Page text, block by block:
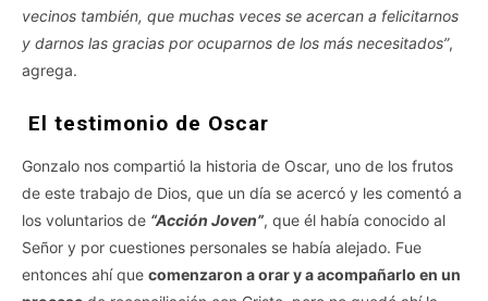
vecinos también, que muchas veces se acercan a felicitarnos
y darnos las gracias por ocuparnos de los más necesitados”,
agrega.
El testimonio de Oscar
Gonzalo nos compartió la historia de Oscar, uno de los frutos
de este trabajo de Dios, que un día se acercó y les comentó a
los voluntarios de “Acción Joven”, que él había conocido al
Señor y por cuestiones personales se había alejado. Fue
entonces ahí que comenzaron a orar y a acompañarlo en un